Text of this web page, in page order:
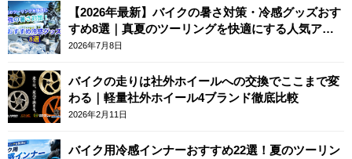
【2026年最新】バイクの暑さ対策・冷感グッズおす
すめ8選｜真夏のツーリングを快適にする人気アイ
テム
2026年7月8日
バイクの走りは社外ホイールへの交換でここまで変
わる｜軽量社外ホイール4ブランド徹底比較
2026年2月11日
バイク用冷感インナーおすすめ22選！夏のツーリン